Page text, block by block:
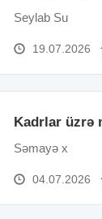
Seylab Su
19.07.2026
Kadrlar üzrə
Səmayə x
04.07.2026